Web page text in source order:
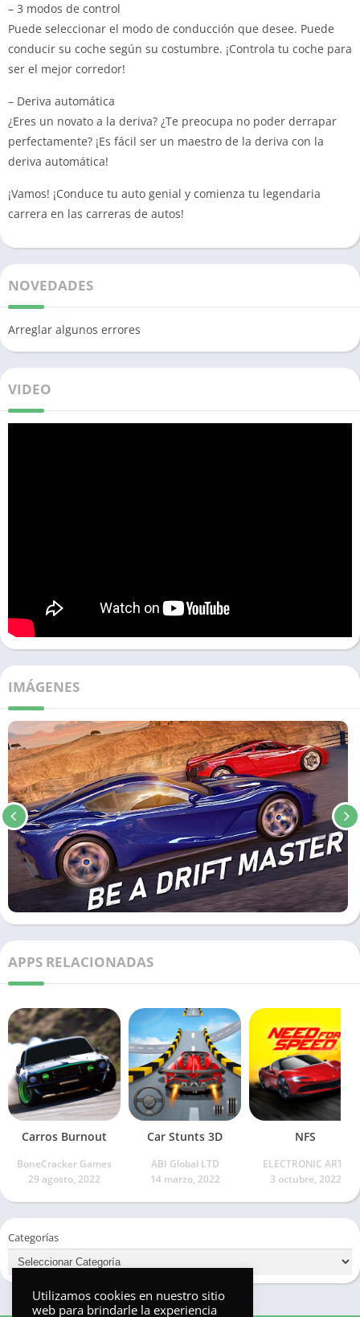
– 3 modos de control
Puede seleccionar el modo de conducción que desee. Puede
conducir su coche según su costumbre. ¡Controla tu coche para
ser el mejor corredor!
– Deriva automática
¿Eres un novato a la deriva? ¿Te preocupa no poder derrapar
perfectamente? ¡Es fácil ser un maestro de la deriva con la
deriva automática!
¡Vamos! ¡Conduce tu auto genial y comienza tu legendaria
carrera en las carreras de autos!
NOVEDADES
Arreglar algunos errores
VIDEO
IMÁGENES
APPS RELACIONADAS
Carros Burnout
BoneCracker Games
29 agosto, 2022
Car Stunts 3D
ABI Global LTD
14 marzo, 2022
NFS
ELECTRONIC ARTS
3 octubre, 2022
Categorías
Utilizamos cookies en nuestro sitio
web para brindarle la experiencia